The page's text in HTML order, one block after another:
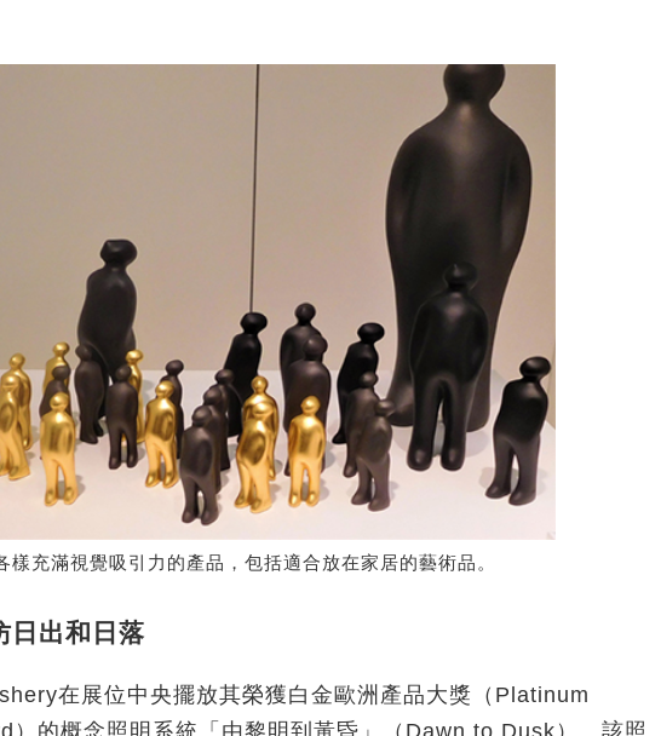
樣充滿視覺吸引力的產品，包括適合放在家居的藝術品。
出和日落
在展位中央擺放其榮獲白金歐洲產品大獎（Platinum
的概念照明系統「由黎明到黃昏」（Dawn to Dusk）。該照